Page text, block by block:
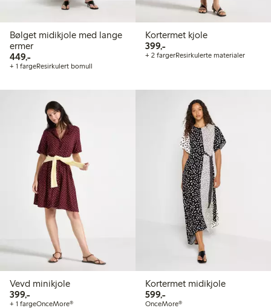
Bølget midikjole med lange
ermer
449,-449,00 kr
+ 1 fargeResirkulert bomull
Kortermet kjole
399,-399,00 kr
+ 2 fargerResirkulerte materialer
Vevd minikjole
399,-399,00 kr
+ 1 fargeOnceMore®
Kortermet midikjole
599,-599,00 kr
OnceMore®